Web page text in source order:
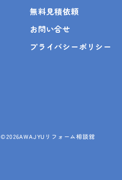
無料見積依頼
お問い合せ
プライバシーポリシー
©2026AWAJYUリフォーム相談舘